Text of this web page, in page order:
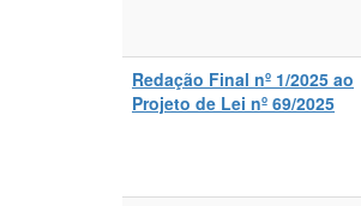
Redação Final nº 1/2025 ao
Projeto de Lei nº 69/2025